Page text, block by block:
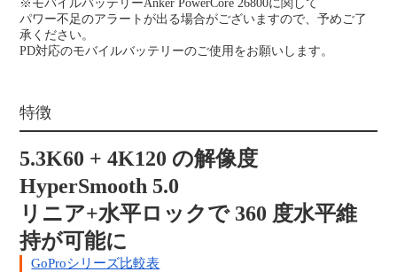
※モバイルバッテリーAnker PowerCore 26800に関して
パワー不足のアラートが出る場合がございますので、予めご了
承ください。
PD対応のモバイルバッテリーのご使用をお願いします。
特徴
5.3K60 + 4K120 の解像度
HyperSmooth 5.0
リニア+水平ロックで 360 度水平維
持が可能に
GoProシリーズ比較表